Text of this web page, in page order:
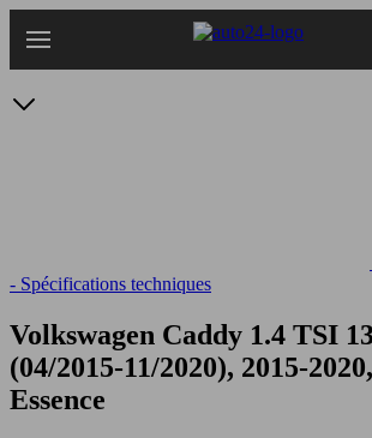
au
- Spécifications techniques
Volkswagen Caddy 1.4 TSI
(04/2015-11/2020), 2015-
Essence